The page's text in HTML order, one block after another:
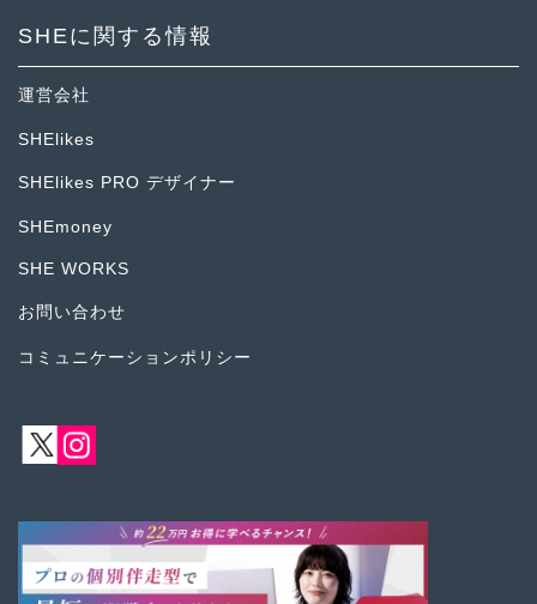
SHEに関する情報
運営会社
SHElikes
SHElikes PRO デザイナー
SHEmoney
SHE WORKS
お問い合わせ
コミュニケーションポリシー